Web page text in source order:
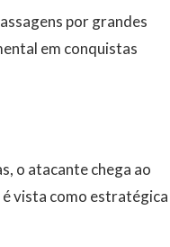
por grandes
em conquistas
o atacante chega ao
vista como estratégica